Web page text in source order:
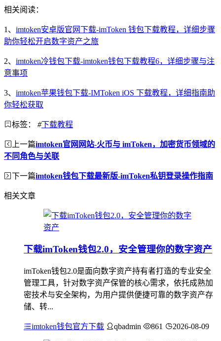
相关阅读：
1、 imtoken安卓版官网下载-imToken 钱包下载教程，详细步骤
助你轻松开启数字资产之旅
2、 imtoken冷钱包下载-imtoken钱包下载教程6，详细步骤与注
意事项
3、 imtoken苹果钱包下载-IMToken iOS 下载教程，详细指南助
你轻松获取
标签： #下载教程
上一篇imtoken官网网站-火币与 imToken，加密货币领域的
不同角色与关联
下一篇imtoken钱包下载最新版-imToken私钥登录操作指南
相关文章
下载imToken钱包2.0，安全管理你的数字资产
imToken钱包2.0是面向数字资产持有者打造的专业安全
管理工具，针对数字资产保管的核心需求，依托成熟加
密技术与安全架构，为用户提供便捷可靠的数字资产存
储、转...
imtoken钱包官方下载 qbadmin 861 2026-08-09